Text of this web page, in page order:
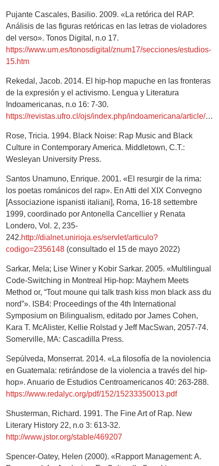
Pujante Cascales, Basilio. 2009. «La retórica del RAP.
Análisis de las figuras retóricas en las letras de violadores
del verso». Tonos Digital, n.o 17.
https://www.um.es/tonosdigital/znum17/secciones/estudios-
15.htm
Rekedal, Jacob. 2014. El hip-hop mapuche en las fronteras
de la expresión y el activismo. Lengua y Literatura
Indoamericanas, n.o 16: 7-30.
https://revistas.ufro.cl/ojs/index.php/indoamericana/article/view/268/211
Rose, Tricia. 1994. Black Noise: Rap Music and Black
Culture in Contemporary America. Middletown, C.T.:
Wesleyan University Press.
Santos Unamuno, Enrique. 2001. «El resurgir de la rima:
los poetas románicos del rap». En Atti del XIX Convegno
[Associazione ispanisti italiani], Roma, 16-18 settembre
1999, coordinado por Antonella Cancellier y Renata
Londero, Vol. 2, 235-
242.http://dialnet.unirioja.es/servlet/articulo?
codigo=2356148 (consultado el 15 de mayo 2022)
Sarkar, Mela; Lise Winer y Kobir Sarkar. 2005. «Multilingual
Code-Switching in Montreal Hip-hop: Mayhem Meets
Method or, “Tout moune qui talk trash kiss mon black ass du
nord”». ISB4: Proceedings of the 4th International
Symposium on Bilingualism, editado por James Cohen,
Kara T. McAlister, Kellie Rolstad y Jeff MacSwan, 2057-74.
Somerville, MA: Cascadilla Press.
Sepúlveda, Monserrat. 2014. «La filosofía de la noviolencia
en Guatemala: retirándose de la violencia a través del hip-
hop». Anuario de Estudios Centroamericanos 40: 263-288.
https://www.redalyc.org/pdf/152/15233350013.pdf
Shusterman, Richard. 1991. The Fine Art of Rap. New
Literary History 22, n.o 3: 613-32.
http://www.jstor.org/stable/469207
Spencer-Oatey, Helen (2000). «Rapport Management: A.